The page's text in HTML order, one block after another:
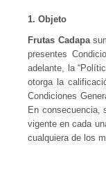
1. Objeto
Frutas Cadapa
presentes
adelante, la
otorga la
Condiciones
En consecuencia,
vigente en cada
cualquiera de los